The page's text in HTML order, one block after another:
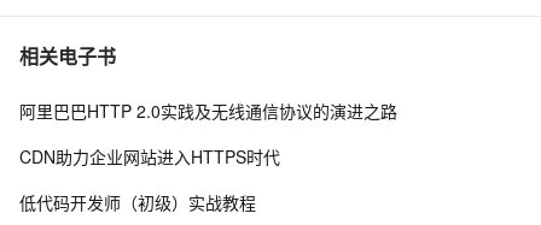
"http://www.w3.org/TR/xhtml1/DTD/xhtml1-strict.dtd">
相关电子书
阿里巴巴HTTP 2.0实践及无线通信协议的演进之路
CDN助力企业网站进入HTTPS时代
低代码开发师（初级）实战教程